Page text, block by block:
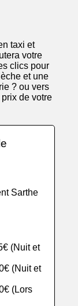
taxi et
votre
clics pour
et une
? ou vers
de votre
Sarthe
(Nuit et
(Nuit et
(Lors